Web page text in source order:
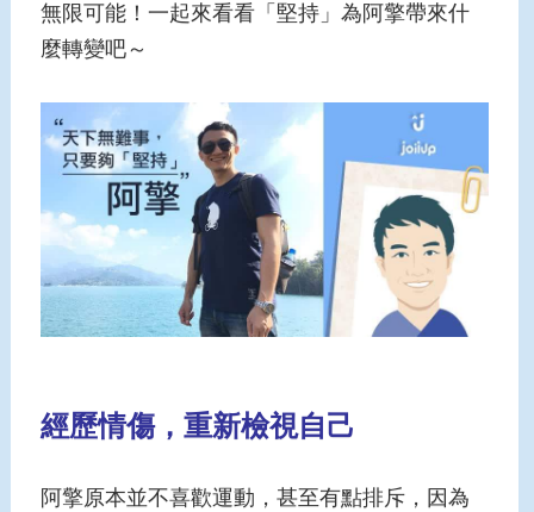
無限可能！一起來看看「堅持」為阿擎帶來什
麼轉變吧～
經歷情傷，重新檢視自己
阿擎原本並不喜歡運動，甚至有點排斥，因為